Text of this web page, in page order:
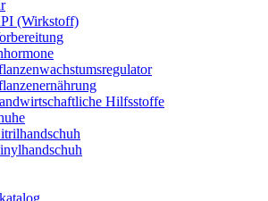
(Wirkstoff)
Hilfsstoffe